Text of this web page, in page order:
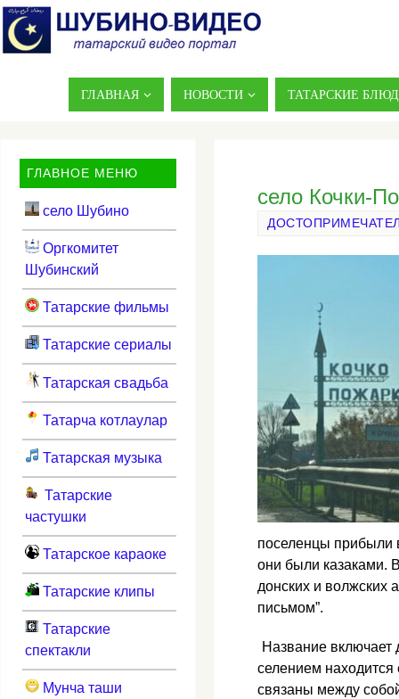
ГЛАВНАЯ НОВОСТИ ТАТАРСКИЕ
село Кочки-
поселенцы прибыли
они были казаками.
донских и волжских
письмом”.
Название включает
селением находится
связаны между
ГЛАВНОЕ МЕНЮ
село Шубино
Оргкомитет
Шубинский
Татарские фильмы
Татарские сериалы
Татарская свадьба
Татарча котлаулар
Татарская музыка
Татарские
частушки
Татарское караоке
Татарские клипы
Татарские
спектакли
Мунча таши